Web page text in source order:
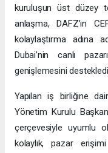
kuruluşun üst düzey
anlaşma, DAFZ’ın
kolaylaştırma adına
Dubai’nin canlı
genişlemesini
Yapılan iş birliğine
Yönetim Kurulu
çerçevesiyle uyumlu
kolaylık, pazar